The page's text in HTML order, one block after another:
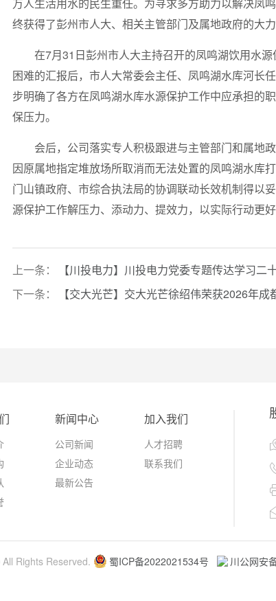
终获得了彭州市人大、相关主管部门及属地政府的大
在7月31日彭州市人大主持召开的凤鸣湖饮用水
困难的汇报后，市人大常委会主任、凤鸣湖水库河长
步明确了各方在凤鸣湖水库水源保护工作中应承担的
保压力。
会后，公司落实专人积极跟进与主管部门和属地
因原属地指定堆放场所取消而无法处置的凤鸣湖水库
门山镇政府、市综合执法局的协调联动长效机制得以
源保护工作解压力、添动力、提效力，以实际行动更
上一条：
【川投电力】川投电力党委专题传达学习二
下一条：
【交大光芒】交大光芒徐绍伟荣获2026年
新闻中心
公司新闻
企业动态
最新公告
加入我们
人才招聘
联系我们
Rights Reserved. 蜀ICP备2022021534号 川公网安